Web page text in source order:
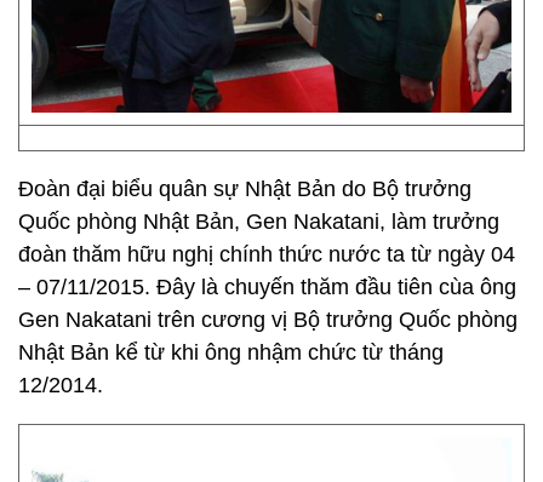
Đoàn đại biểu quân sự Nhật Bản do Bộ trưởng
Quốc phòng Nhật Bản, Gen Nakatani, làm trưởng
đoàn thăm hữu nghị chính thức nước ta từ ngày 04
– 07/11/2015. Đây là chuyến thăm đầu tiên cùa ông
Gen Nakatani trên cương vị Bộ trưởng Quốc phòng
Nhật Bản kể từ khi ông nhậm chức từ tháng
12/2014.